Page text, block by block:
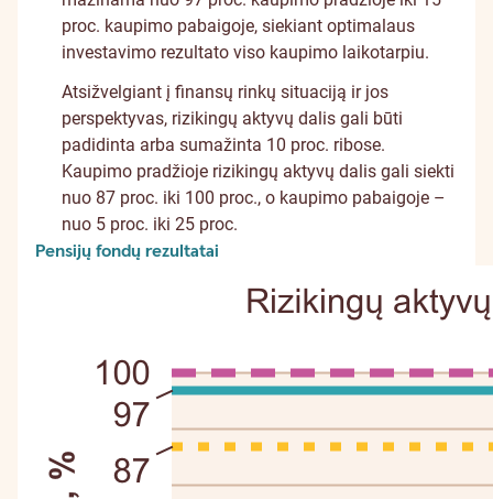
proc. kaupimo pabaigoje, siekiant optimalaus
investavimo rezultato viso kaupimo laikotarpiu.
Atsižvelgiant į finansų rinkų situaciją ir jos
perspektyvas, rizikingų aktyvų dalis gali būti
padidinta arba sumažinta 10 proc. ribose.
Kaupimo pradžioje rizikingų aktyvų dalis gali siekti
nuo 87 proc. iki 100 proc., o kaupimo pabaigoje –
nuo 5 proc. iki 25 proc.
Pensijų fondų rezultatai